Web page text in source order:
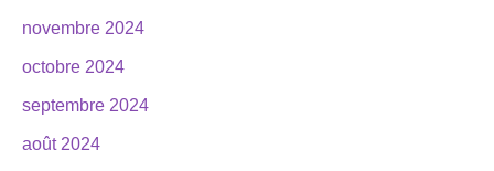
novembre 2024
octobre 2024
septembre 2024
août 2024